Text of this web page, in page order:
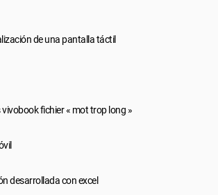
de una pantalla táctil
fichier « mot trop long »
desarrollada con excel